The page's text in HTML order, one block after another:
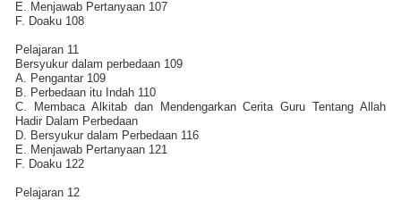
E. Menjawab Pertanyaan 107
F. Doaku 108
Pelajaran 11
Bersyukur dalam perbedaan 109
A. Pengantar 109
B. Perbedaan itu Indah 110
C. Membaca Alkitab dan Mendengarkan Cerita Guru Tentang Allah
Hadir Dalam Perbedaan
D. Bersyukur dalam Perbedaan 116
E. Menjawab Pertanyaan 121
F. Doaku 122
Pelajaran 12